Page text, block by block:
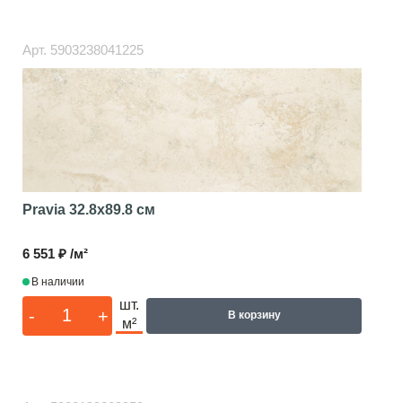
Арт. 5903238041225
Pravia 32.8x89.8 см
6 551 ₽ /м²
В наличии
- +
шт.
м²
В корзину